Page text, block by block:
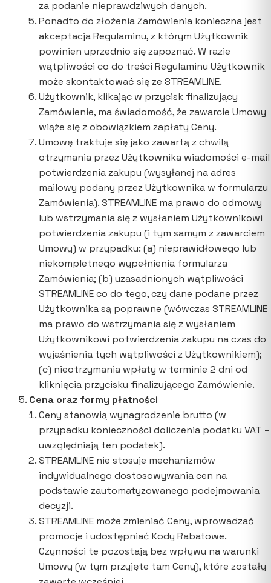
za podanie nieprawdziwych danych.
Ponadto do złożenia Zamówienia konieczna jest
akceptacja Regulaminu, z którym Użytkownik
powinien uprzednio się zapoznać. W razie
wątpliwości co do treści Regulaminu Użytkownik
może skontaktować się ze STREAMLINE.
Użytkownik, klikając w przycisk finalizujący
Zamówienie, ma świadomość, że zawarcie Umowy
wiąże się z obowiązkiem zapłaty Ceny.
Umowę traktuje się jako zawartą z chwilą
otrzymania przez Użytkownika wiadomości e-mail
potwierdzenia zakupu (wysyłanej na adres
mailowy podany przez Użytkownika w formularzu
Zamówienia). STREAMLINE ma prawo do odmowy
lub wstrzymania się z wysłaniem Użytkownikowi
potwierdzenia zakupu (i tym samym z zawarciem
Umowy) w przypadku: (a) nieprawidłowego lub
niekompletnego wypełnienia formularza
Zamówienia; (b) uzasadnionych wątpliwości
STREAMLINE co do tego, czy dane podane przez
Użytkownika są poprawne (wówczas STREAMLINE
ma prawo do wstrzymania się z wysłaniem
Użytkownikowi potwierdzenia zakupu na czas do
wyjaśnienia tych wątpliwości z Użytkownikiem);
(c) nieotrzymania wpłaty w terminie 2 dni od
kliknięcia przycisku finalizującego Zamówienie.
Cena oraz formy płatności
Ceny stanowią wynagrodzenie brutto (w
przypadku konieczności doliczenia podatku VAT –
uwzględniają ten podatek).
STREAMLINE nie stosuje mechanizmów
indywidualnego dostosowywania cen na
podstawie zautomatyzowanego podejmowania
decyzji.
STREAMLINE może zmieniać Ceny, wprowadzać
promocje i udostępniać Kody Rabatowe.
Czynności te pozostają bez wpływu na warunki
Umowy (w tym przyjęte tam Ceny), które zostały